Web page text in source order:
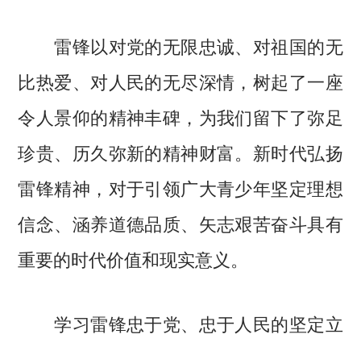
雷锋以对党的无限忠诚、对祖国的无
比热爱、对人民的无尽深情，树起了一座
令人景仰的精神丰碑，为我们留下了弥足
珍贵、历久弥新的精神财富。新时代弘扬
雷锋精神，对于引领广大青少年坚定理想
信念、涵养道德品质、矢志艰苦奋斗具有
重要的时代价值和现实意义。
学习雷锋忠于党、忠于人民的坚定立